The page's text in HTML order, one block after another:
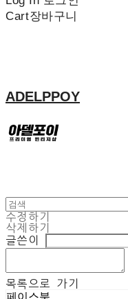
Cart장바구니
ADELPPOY
수정하기
삭제하기
글쓴이
목록으로 가기
페이스북